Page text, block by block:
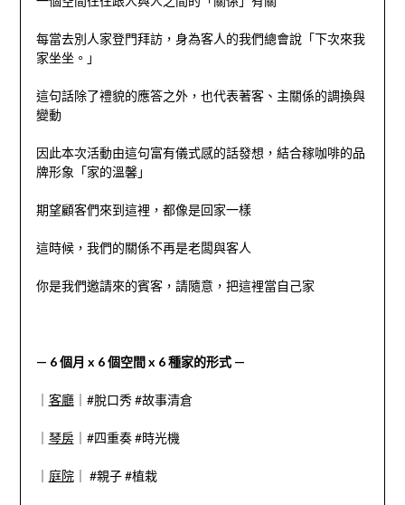
每當去別人家登門拜訪，身為客人的我們總會說「下次來我
家坐坐。」
這句話除了禮貌的應答之外，也代表著客、主關係的調換與
變動
因此本次活動由這句富有儀式感的話發想，結合稼咖啡的品
牌形象「家的溫馨」
期望顧客們來到這裡，都像是回家一樣
這時候，我們的關係不再是老闆與客人
你是我們邀請來的賓客，請隨意，把這裡當自己家
— 6 個月 x 6 個空間 x 6 種家的形式 —
客廳｜#脫口秀 #故事清倉
琴房｜#四重奏 #時光機
庭院｜ #親子 #植栽